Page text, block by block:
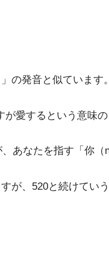
の発音と似ています。
愛するという意味
あなたを指す「你（
、520と続けてい